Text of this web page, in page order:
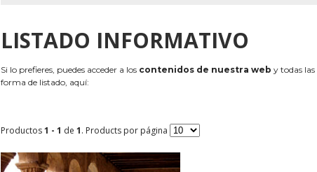
LISTADO INFORMATIVO
Si lo prefieres, puedes acceder a los contenidos de nuestra web y todas las
forma de listado, aquí:
Productos1 - 1 de 1. Products por página